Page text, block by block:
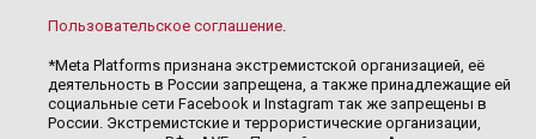
Пользовательское соглашение.
*Meta Platforms признана экстремистской организацией, её
деятельность в России запрещена, а также принадлежащие ей
социальные сети Facebook и Instagram так же запрещены в
России. Экстремистские и террористические организации,